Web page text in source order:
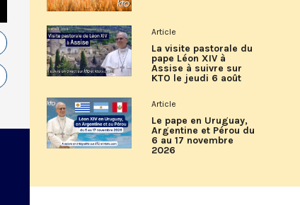
Article
La visite pastorale du
pape Léon XIV à
Assise à suivre sur
KTO le jeudi 6 août
Article
Le pape en Uruguay,
Argentine et Pérou du
6 au 17 novembre
2026